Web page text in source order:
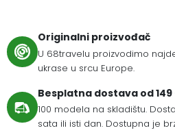
Originalni proizvođač
U 68travelu proizvodimo
ukrase u srcu Europe.
Besplatna dostava od
100 modela na skladištu.
sata ili isti dan. Dostupna je